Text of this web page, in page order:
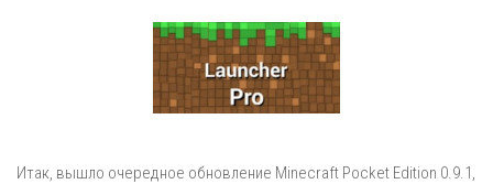
Итак, вышло очередное обновление Minecraft Pocket Edition 0.9.1,